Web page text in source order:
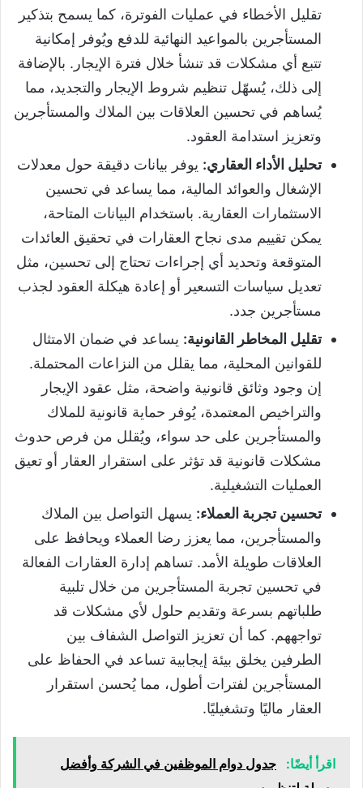
تقليل الأخطاء في عمليات الفوترة، كما يسمح بتذكير
المستأجرين بالمواعيد النهائية للدفع ويُوفر إمكانية
تتبع أي مشكلات قد تنشأ خلال فترة الإيجار. بالإضافة
إلى ذلك، يُسهّل تنظيم شروط الإيجار والتجديد، مما
يُساهم في تحسين العلاقات بين الملاك والمستأجرين
وتعزيز استدامة العقود.
تحليل الأداء العقاري: يوفر بيانات دقيقة حول معدلات
الإشغال والعوائد المالية، مما يساعد في تحسين
الاستثمارات العقارية. باستخدام البيانات المتاحة،
يمكن تقييم مدى نجاح العقارات في تحقيق العائدات
المتوقعة وتحديد أي إجراءات تحتاج إلى تحسين، مثل
تعديل سياسات التسعير أو إعادة هيكلة العقود لجذب
مستأجرين جدد.
تقليل المخاطر القانونية: يساعد في ضمان الامتثال
للقوانين المحلية، مما يقلل من النزاعات المحتملة.
إن وجود وثائق قانونية واضحة، مثل عقود الإيجار
والتراخيص المعتمدة، يُوفر حماية قانونية للملاك
والمستأجرين على حد سواء، ويُقلل من فرص حدوث
مشكلات قانونية قد تؤثر على استقرار العقار أو تعيق
العمليات التشغيلية.
تحسين تجربة العملاء: يسهل التواصل بين الملاك
والمستأجرين، مما يعزز رضا العملاء ويحافظ على
العلاقات طويلة الأمد. تساهم إدارة العقارات الفعالة
في تحسين تجربة المستأجرين من خلال تلبية
طلباتهم بسرعة وتقديم حلول لأي مشكلات قد
تواجههم. كما أن تعزيز التواصل الشفاف بين
الطرفين يخلق بيئة إيجابية تساعد في الحفاظ على
المستأجرين لفترات أطول، مما يُحسن استقرار
العقار ماليًا وتشغيليًا.
اقرأ أيضًا:
جدول دوام الموظفين في الشركة وأفضل